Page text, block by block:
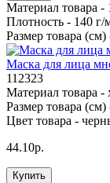
Материал товара -
Плотность - 140 г/
Размер товара (см)
Маска для лица
112323
Материал товара -
Размер товара (см)
Цвет товара -
44.10р.
Купить